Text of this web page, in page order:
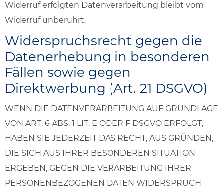
Widerruf erfolgten Datenverarbeitung bleibt vom
Widerruf unberührt.
Widerspruchsrecht gegen die
Datenerhebung in besonderen
Fällen sowie gegen
Direktwerbung (Art. 21 DSGVO)
WENN DIE DATENVERARBEITUNG AUF GRUNDLAGE
VON ART. 6 ABS. 1 LIT. E ODER F DSGVO ERFOLGT,
HABEN SIE JEDERZEIT DAS RECHT, AUS GRÜNDEN,
DIE SICH AUS IHRER BESONDEREN SITUATION
ERGEBEN, GEGEN DIE VERARBEITUNG IHRER
PERSONENBEZOGENEN DATEN WIDERSPRUCH